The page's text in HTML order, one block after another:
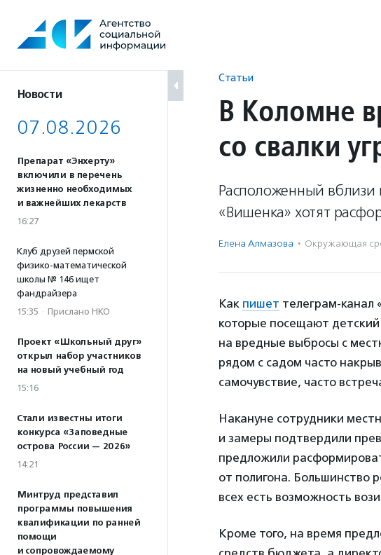
содержанию
Новости
07.08.2026
Препарат «Энхерту»
включили в перечень
жизненно необходимых
и важнейших лекарств
16:27
Клуб друзей пермской
физико-математической
школы № 146 ищет
фандрайзера
15:35 · Прислано НКО
Проект «Школьный друг»
открыл набор участников
на новый учебный год
15:16
Стали известны итоги
конкурса «Заповедные
острова России — 2026»
14:21
Минтруд представил
программы повышения
квалификации по ранней
помощи
и сопровождаемому
Статьи
В Коломне
со свалки
Расположенный вблизи
«Вишенка» хотят
Елена Алмазова · Окружающая
Как пишет телеграм-
которые посещают
на вредные выбросы с
рядом с садом часто
самочувствие, часто
Накануне сотрудники
и замеры подтвердили
предложили
от полигона. Большинство
всех есть возможность
Кроме того, на время